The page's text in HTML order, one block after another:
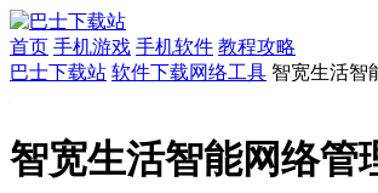
首页 手机游戏 手机软件 教程攻略
巴士下载站 软件下载网络工具 智宽生活智
智宽生活智能网络管